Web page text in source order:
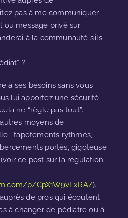
pas à me communiquer
ou message privé sur
à la communauté s’ils
?
à ses besoins sans vous
lui apportez une sécurité
ne “règle pas tout”.
moyens de
: tapotements rythmés,
portés, gigoteuse
(voir ce post sur la régulation
p/CpX1W9vLxRA/).
de pros qui écoutent
à changer de pédiatre ou à